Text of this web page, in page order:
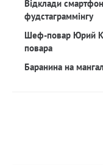
Відклади
фудстаграммінгу
Шеф-повар Юрий
повара
Баранина на